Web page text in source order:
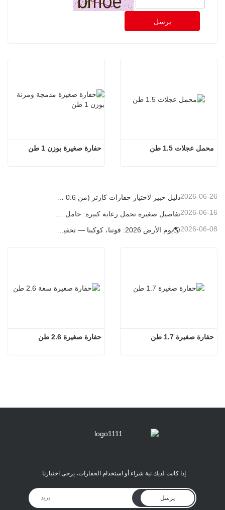
يرسل
حفارة صغيرة بوزن 1 طن محمل عجلات 1.5 طن
دليل خبير لاختيار حفارات كارتر (من 0.6 طن إلى 60 طن) لتحقيق الكفاءة المثلى في موقع العمل 2026-06-26
2026-06-16
2026-06-08
حفارة صغيرة 2.6 طن حفارة صغيرة 1.7 طن
إذا كانت لديك نية شراء أو استخدام الحفارات، يرجى اختيارنا
يرسل